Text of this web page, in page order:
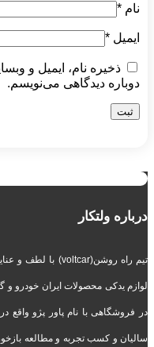
نام *
ایمیل *
ذخیره نام، ایمیل و
دوباره دیدگاهی می‌نویسم.
درباره ولتکار
در فروشگاهی با نام پاور پژو واقع
سالیان و کسب تجربه و مطالعه